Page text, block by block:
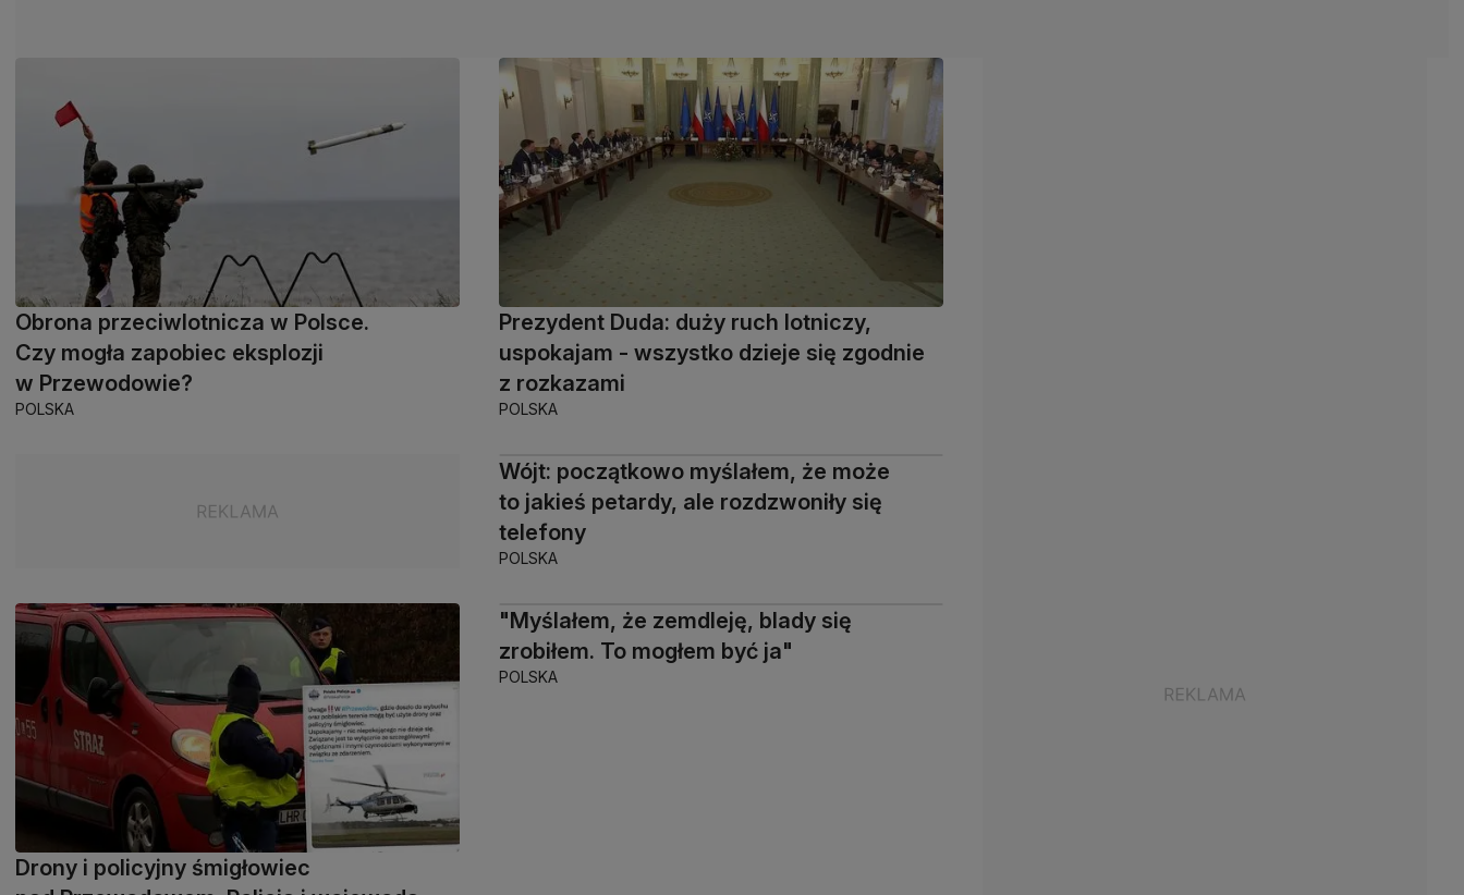
Obrona przeciwlotnicza w Polsce.
Czy mogła zapobiec eksplozji
w Przewodowie?
POLSKA
Prezydent Duda: duży ruch lotniczy,
uspokajam - wszystko dzieje się zgodnie
z rozkazami
POLSKA
Wójt: początkowo myślałem, że może
to jakieś petardy, ale rozdzwoniły się
telefony
POLSKA
Drony i policyjny śmigłowiec
"Myślałem, że zemdleję, blady się
zrobiłem. To mogłem być ja"
POLSKA